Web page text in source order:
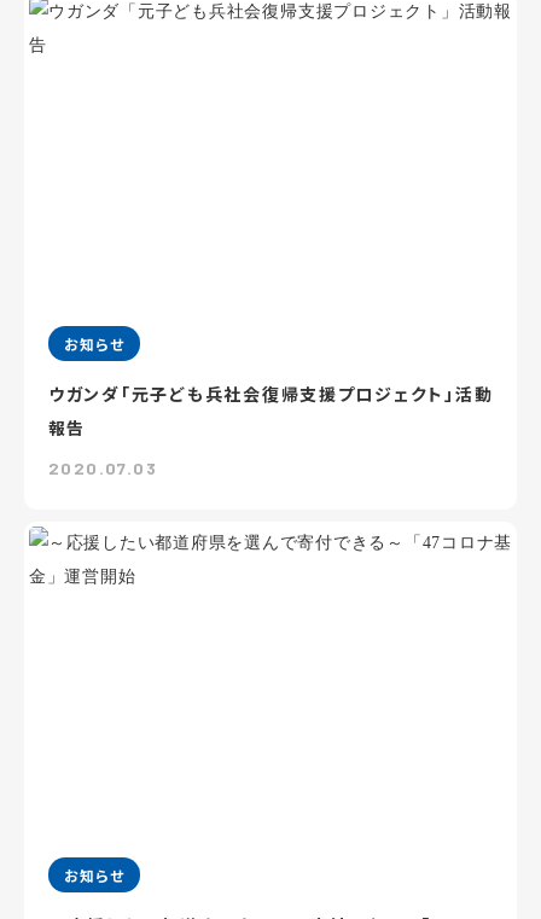
お知らせ
ウガンダ「元子ども兵社会復帰支援プロジェクト」活動
報告
2020.07.03
お知らせ